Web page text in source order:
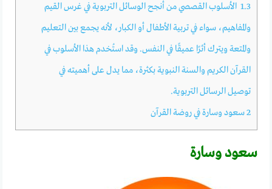
1.3 الأسلوب القصصي من أنجح الوسائل التربوية في غرس القيم
والمفاهيم، سواء في تربية الأطفال أو الكبار، لأنه يجمع بين التعليم
والمتعة ويترك أثرًا عميقًا في النفس. وقد استُخدم هذا الأسلوب في
القرآن الكريم والسنة النبوية بكثرة، مما يدل على أهميته في
توصيل الرسائل التربوية.
2سعود وسارة في روضة القرآن
سعود وسارة